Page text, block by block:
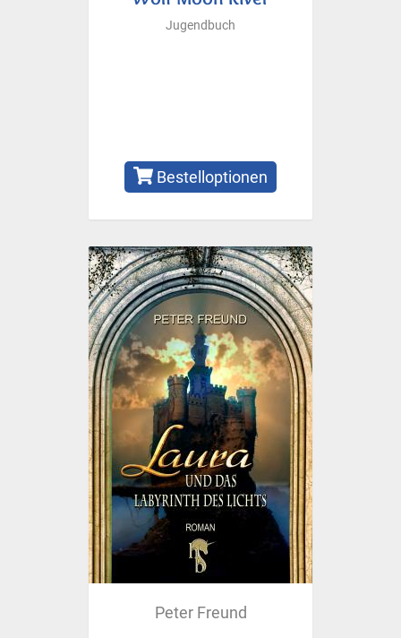
Jugendbuch
Bestelloptionen
Peter Freund